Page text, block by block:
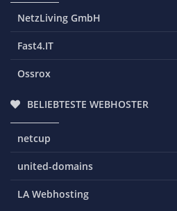
NetzLiving GmbH
Fast4.IT
Ossrox
BELIEBTESTE WEBHOSTER
netcup
united-domains
LA Webhosting